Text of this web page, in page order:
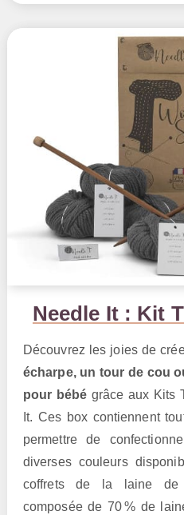
Needle It : Kit
Découvrez les joies de
écharpe, un tour de cou
pour bébé grâce aux Kits
It. Ces box contiennent
permettre de
diverses couleurs
coffrets de la laine de
composée de 70 % de